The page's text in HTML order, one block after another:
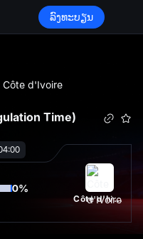
ລົງທະບຽນ
Côte d'Ivoire
Time)
0%
Côte d'Ivoire